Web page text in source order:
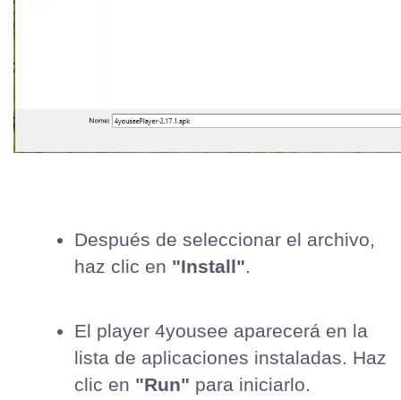
Después de seleccionar el archivo,
haz clic en "Install".
El player 4yousee aparecerá en la
lista de aplicaciones instaladas. Haz
clic en "Run" para iniciarlo.